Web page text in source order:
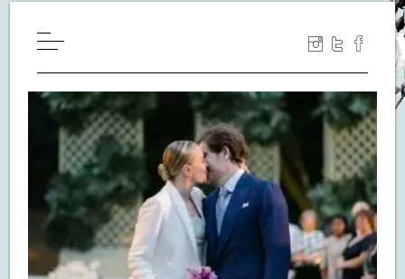
WILL YOU MARRY ME?
LUA DE MEL
COZINHA
DECORAÇÃO
DE NOIVA PRA NOIVA
S.O.S CASADAS
FALE COM O SAY I DO